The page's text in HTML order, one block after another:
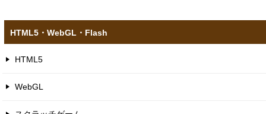
HTML5​・WebGL​・Flash
HTML5
WebGL